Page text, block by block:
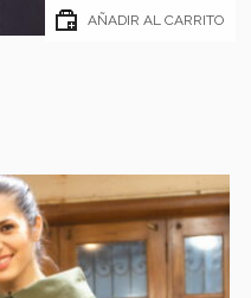
AÑADIR AL CARRITO